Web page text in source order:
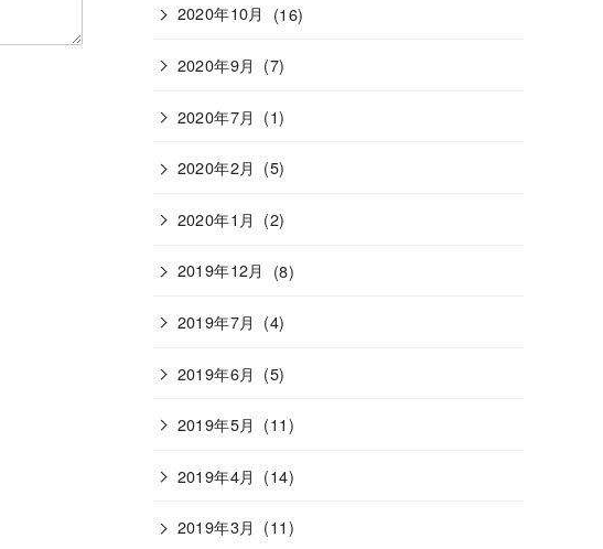
2020年10月 (16)
2020年9月 (7)
2020年7月 (1)
2020年2月 (5)
2020年1月 (2)
2019年12月 (8)
2019年7月 (4)
2019年6月 (5)
2019年5月 (11)
2019年4月 (14)
2019年3月 (11)